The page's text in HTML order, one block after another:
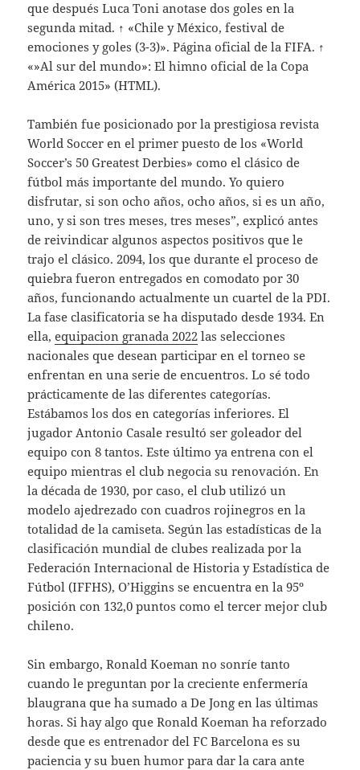
que después Luca Toni anotase dos goles en la
segunda mitad. ↑ «Chile y México, festival de
emociones y goles (3-3)». Página oficial de la FIFA. ↑
«»Al sur del mundo»: El himno oficial de la Copa
América 2015» (HTML).
También fue posicionado por la prestigiosa revista
World Soccer en el primer puesto de los «World
Soccer’s 50 Greatest Derbies» como el clásico de
fútbol más importante del mundo. Yo quiero
disfrutar, si son ocho años, ocho años, si es un año,
uno, y si son tres meses, tres meses”, explicó antes
de reivindicar algunos aspectos positivos que le
trajo el clásico. 2094, los que durante el proceso de
quiebra fueron entregados en comodato por 30
años, funcionando actualmente un cuartel de la PDI.
La fase clasificatoria se ha disputado desde 1934. En
ella,equipacion granada 2022 las selecciones
nacionales que desean participar en el torneo se
enfrentan en una serie de encuentros. Lo sé todo
prácticamente de las diferentes categorías.
Estábamos los dos en categorías inferiores. El
jugador Antonio Casale resultó ser goleador del
equipo con 8 tantos. Este último ya entrena con el
equipo mientras el club negocia su renovación. En
la década de 1930, por caso, el club utilizó un
modelo ajedrezado con cuadros rojinegros en la
totalidad de la camiseta. Según las estadísticas de la
clasificación mundial de clubes realizada por la
Federación Internacional de Historia y Estadística de
Fútbol (IFFHS), O’Higgins se encuentra en la 95º
posición con 132,0 puntos como el tercer mejor club
chileno.
Sin embargo, Ronald Koeman no sonríe tanto
cuando le preguntan por la creciente enfermería
blaugrana que ha sumado a De Jong en las últimas
horas. Si hay algo que Ronald Koeman ha reforzado
desde que es entrenador del FC Barcelona es su
paciencia y su buen humor para dar la cara ante